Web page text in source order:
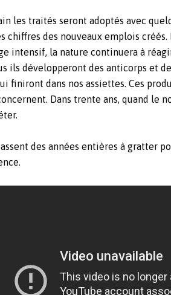
les traités seront adoptés avec
des nouveaux emplois
intensif, la nature continuera à
ils développeront des anticorps et
dans nos assiettes. Ces
Dans trente ans, quand le
des années entières à gratter